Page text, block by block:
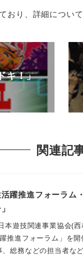
り、詳細について
キ！」
関連記
躍推進フォーラム
本遊技関連事業協会(
推進フォーラム」を
、総務などの担当者な